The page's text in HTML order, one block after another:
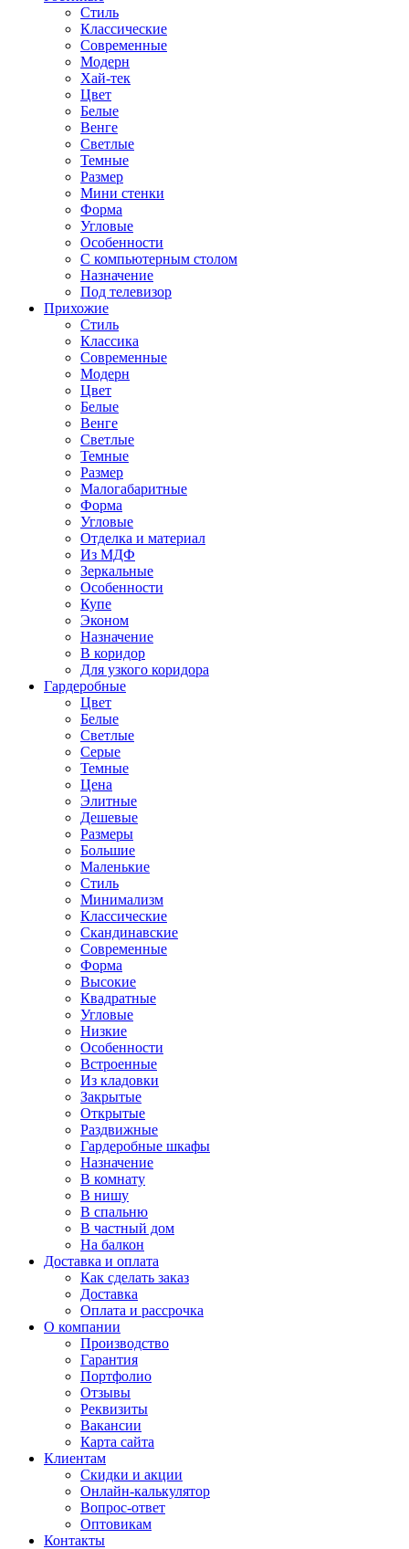
Стиль
Классические
Современные
Модерн
Хай-тек
Цвет
Белые
Венге
Светлые
Темные
Размер
Мини стенки
Форма
Угловые
Особенности
С компьютерным столом
Назначение
Под телевизор
Прихожие
Стиль
Классика
Современные
Модерн
Цвет
Белые
Венге
Светлые
Темные
Размер
Малогабаритные
Форма
Угловые
Отделка и материал
Из МДФ
Зеркальные
Особенности
Купе
Эконом
Назначение
В коридор
Для узкого коридора
Гардеробные
Цвет
Белые
Светлые
Серые
Темные
Цена
Элитные
Дешевые
Размеры
Большие
Маленькие
Стиль
Минимализм
Классические
Скандинавские
Современные
Форма
Высокие
Квадратные
Угловые
Низкие
Особенности
Встроенные
Из кладовки
Закрытые
Открытые
Раздвижные
Гардеробные шкафы
Назначение
В комнату
В нишу
В спальню
В частный дом
На балкон
Доставка и оплата
Как сделать заказ
Доставка
Оплата и рассрочка
О компании
Производство
Гарантия
Портфолио
Отзывы
Реквизиты
Вакансии
Карта сайта
Клиентам
Скидки и акции
Онлайн-калькулятор
Вопрос-ответ
Оптовикам
Контакты